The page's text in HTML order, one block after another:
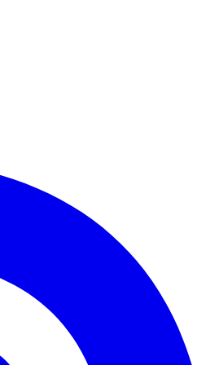
Palmeiras